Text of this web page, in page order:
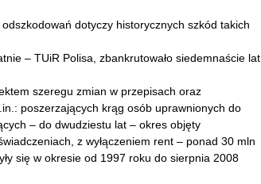
dotyczy historycznych szkód takich
– TUiR Polisa, zbankrutowało siedemnaście lat
szeregu zmian w przepisach oraz
poszerzających krąg osób uprawnionych do
– do dwudziestu lat – okres objęty
z wyłączeniem rent – ponad 30 mln
się w okresie od 1997 roku do sierpnia 2008